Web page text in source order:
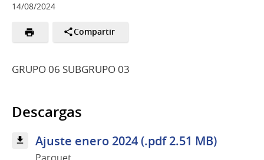
14/08/2024
Compartir
GRUPO 06 SUBGRUPO 03
Descargas
Ajuste enero 2024 (.pdf 2.51 MB)
Parquet